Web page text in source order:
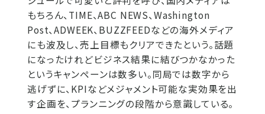
もちろん、TIME、ABC NEWS、Washington
Post、ADWEEK、BUZZFEEDなどの海外メディア
にも波及し、売上目標もクリアできたという。話題
になったけれどビジネス結果に結びつかなかった
というキャンペーンは数多い。同局では数字から
逃げずに、KPIなどメジャメント可能な実効果を出
す企画を、プランニングの段階から意識している。